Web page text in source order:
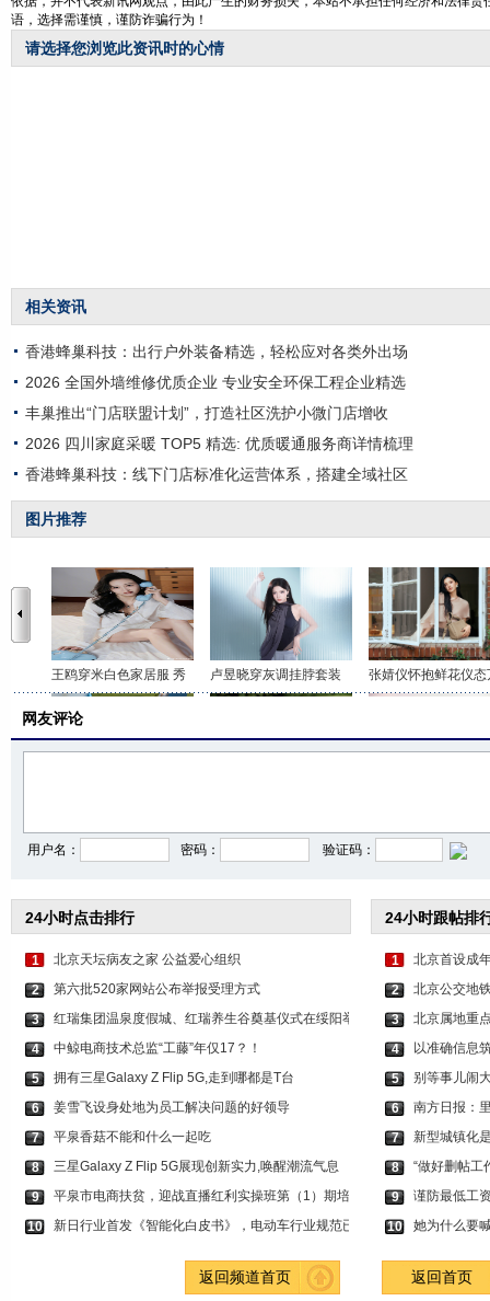
语，选择需谨慎，谨防诈骗行为！
请选择您浏览此资讯时的心情
相关资讯
香港蜂巢科技：出行户外装备精选，轻松应对各类外出场
2026 全国外墙维修优质企业 专业安全环保工程企业精选
丰巢推出“门店联盟计划”，打造社区洗护小微门店增收
2026 四川家庭采暖 TOP5 精选: 优质暖通服务商详情梳理
香港蜂巢科技：线下门店标准化运营体系，搭建全域社区
图片推荐
王鸥穿米白色家居服 秀 卢昱晓穿灰调挂脖套装 张婧仪怀抱鲜花仪态
网友评论
用户名： 密码： 验证码：
24小时点击排行
1
北京天坛病友之家 公益爱心组织
2
第六批520家网站公布举报受理方式
3
红瑞集团温泉度假城、红瑞养生谷奠基仪式在绥阳举
4
中鲸电商技术总监“工藤”年仅17？！
5
拥有三星Galaxy Z Flip 5G,走到哪都是T台
6
姜雪飞设身处地为员工解决问题的好领导
7
平泉香菇不能和什么一起吃
8
三星Galaxy Z Flip 5G展现创新实力,唤醒潮流气息
9
平泉市电商扶贫，迎战直播红利实操班第（1）期培
10
新日行业首发《智能化白皮书》，电动车行业规范已
24小时跟帖排
1
北京首设成
2
北京公交地
3
北京属地重
4
以准确信息
5
别等事儿闹
6
南方日报：
7
新型城镇化
8
“做好删帖工
9
谨防最低工
10
她为什么要
返回频道首页 返回首页